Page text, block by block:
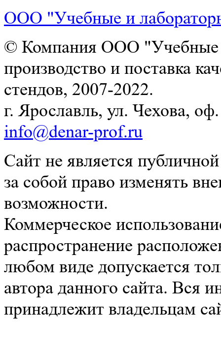
ООО "Учебные и
© Компания ООО "Учебные
производство и поставка
стендов, 2007-2022.
г. Ярославль, ул. Чехова,
info@denar-prof.ru
Сайт не является
за собой право изменять
возможности.
Коммерческое
распространение
любом виде допускается
автора данного сайта. Вся
принадлежит владельцам